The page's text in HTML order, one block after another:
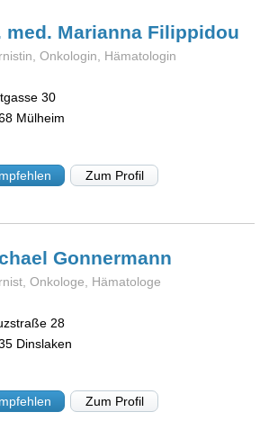
med. Marianna Filippidou
Onkologin, Hämatologin
30
Mülheim
Zum Profil
Gonnermann
Onkologe, Hämatologe
28
Dinslaken
Zum Profil